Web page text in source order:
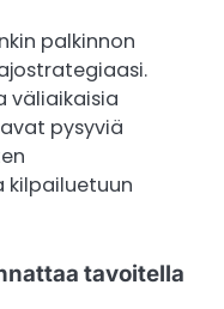
palkinnon
väliaikaisia
pysyviä
tavoitella